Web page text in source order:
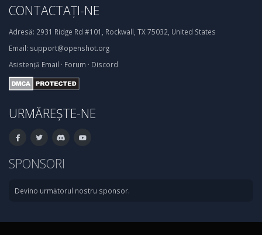
CONTACTAȚI-NE
Adresă: 2931 Ridge Rd #101, Rockwall, TX 75032, United States
Email: support@openshot.org
Asistență Email · Forum · Discord
URMĂREȘTE-NE
SPONSORI
Devino următorul nostru sponsor.